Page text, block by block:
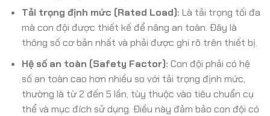
Tải trọng định mức (Rated Load): Là tải trọng tối đa
mà con đội được thiết kế để nâng an toàn. Đây là
thông số cơ bản nhất và phải được ghi rõ trên thiết bị.
Hệ số an toàn (Safety Factor): Con đội phải có hệ
số an toàn cao hơn nhiều so với tải trọng định mức,
thường là từ 2 đến 5 lần, tùy thuộc vào tiêu chuẩn cụ
thể và mục đích sử dụng. Điều này đảm bảo con đội có